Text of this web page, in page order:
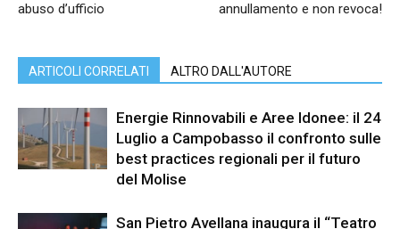
abuso d’ufficio
annullamento e non revoca!
ARTICOLI CORRELATI ALTRO DALL'AUTORE
Energie Rinnovabili e Aree Idonee: il 24
Luglio a Campobasso il confronto sulle
best practices regionali per il futuro
del Molise
San Pietro Avellana inaugura il “Teatro